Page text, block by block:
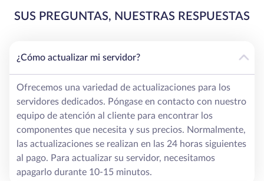
SUS PREGUNTAS, NUESTRAS RESPUESTAS
¿Cómo actualizar mi servidor?
Ofrecemos una variedad de actualizaciones para los
servidores dedicados. Póngase en contacto con nuestro
equipo de atención al cliente para encontrar los
componentes que necesita y sus precios. Normalmente,
las actualizaciones se realizan en las 24 horas siguientes
al pago. Para actualizar su servidor, necesitamos
apagarlo durante 10-15 minutos.